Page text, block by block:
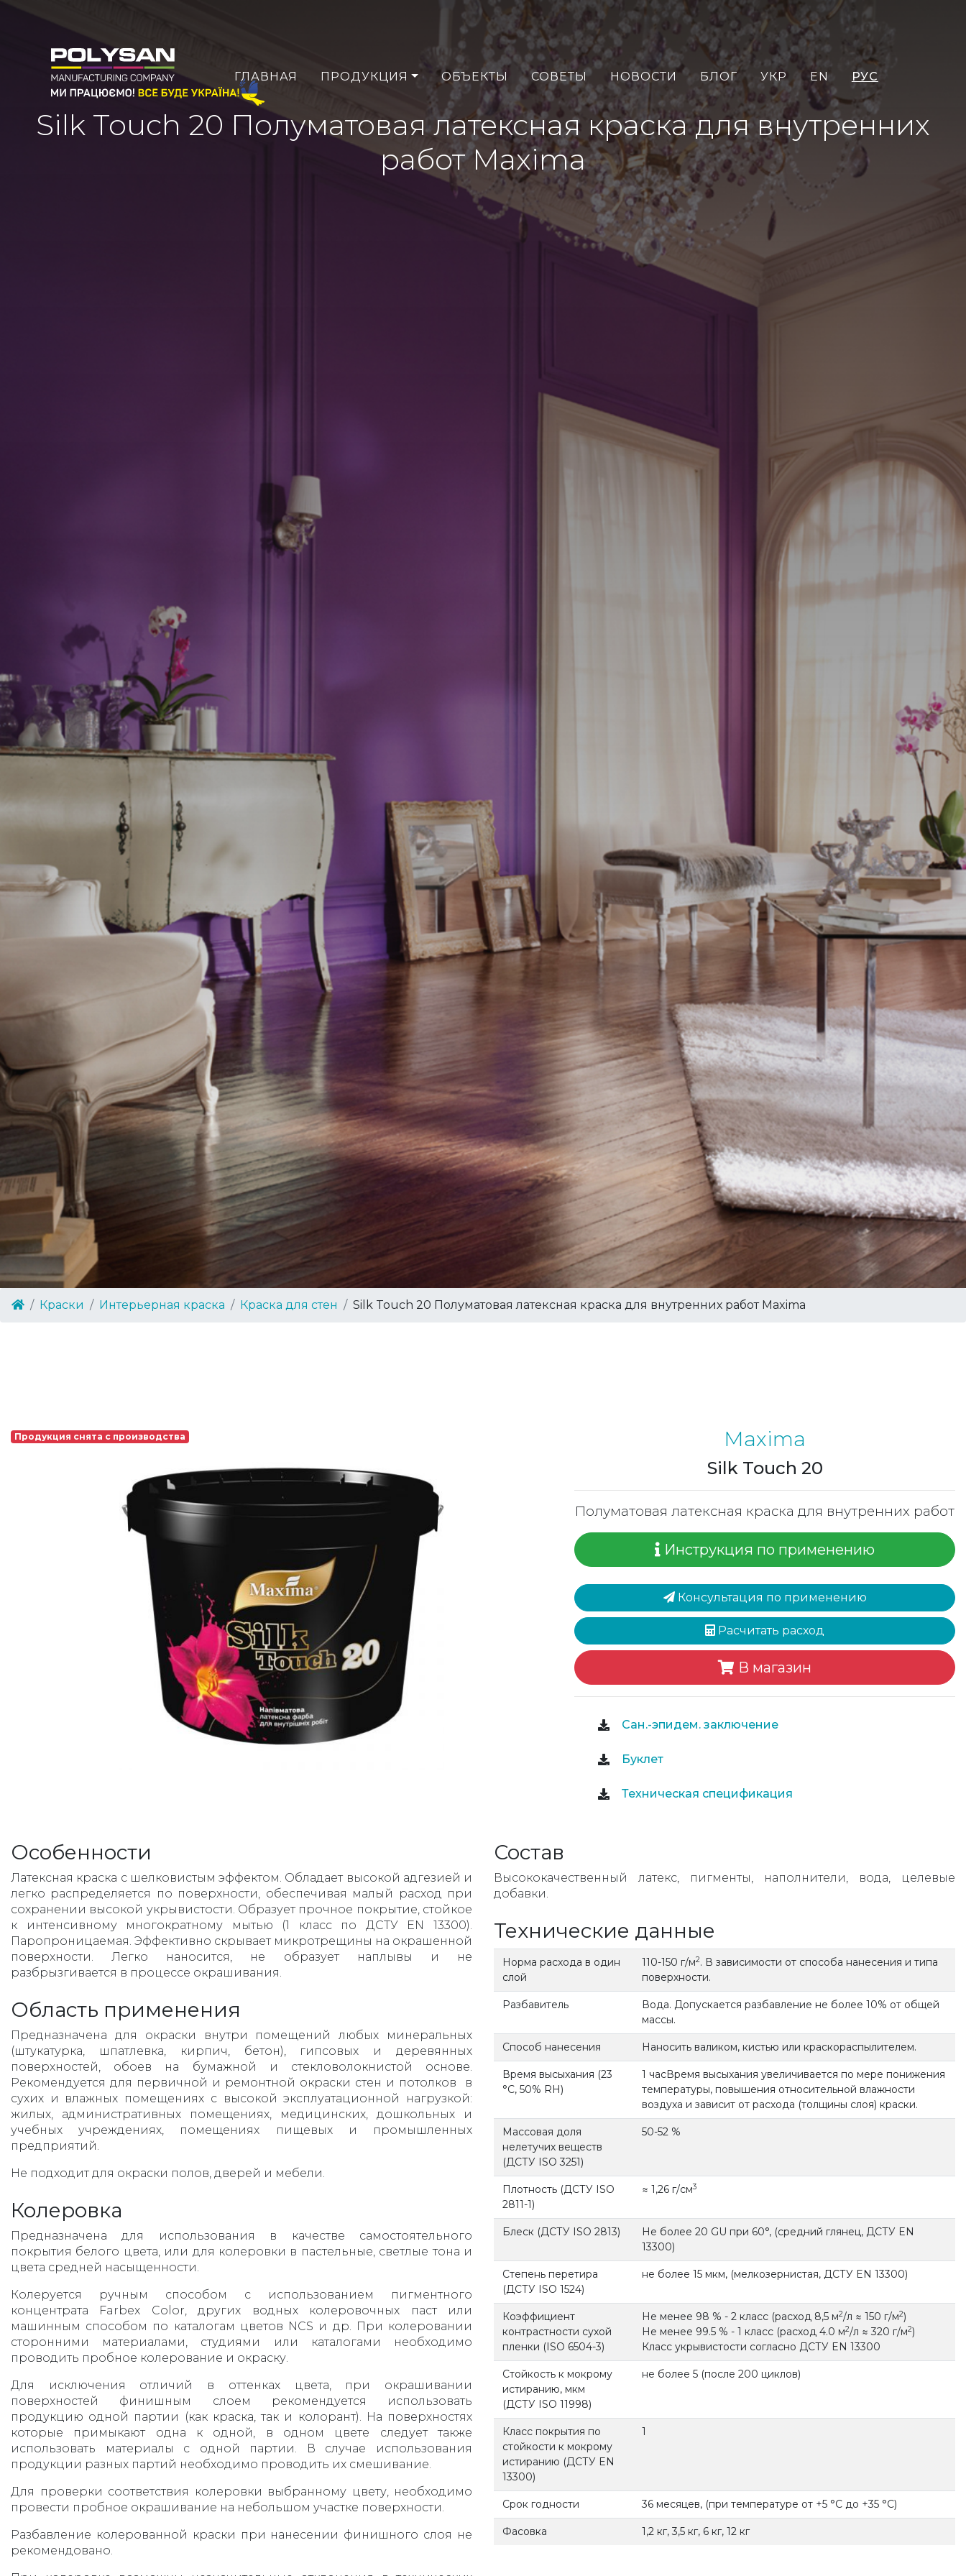
ГЛАВНАЯ ПРОДУКЦИЯ ОБЪЕКТЫ СОВЕТЫ НОВОСТИ БЛОГ УКР EN РУС
Silk Touch 20 Полуматовая латексная краска для внутренних
работ Maxima
Краски Интерьерная краска Краска для стен Silk Touch 20 Полуматовая латексная краска для внутренних работ Maxima
Продукция снята с производства Maxima
Silk Touch 20
Полуматовая латексная краска для внутренних работ
Инструкция по применению
Консультация по применению
Расчитать расход
В магазин
Сан.-эпидем. заключение
Буклет
Техническая спецификация
Особенности
Латексная краска с шелковистым эффектом. Обладает высокой адгезией и
легко распределяется по поверхности, обеспечивая малый расход при
сохранении высокой укрывистости. Образует прочное покрытие, стойкое
к интенсивному многократному мытью (1 класс по ДСТУ EN 13300).
Паропроницаемая. Эффективно скрывает микротрещины на окрашенной
поверхности. Легко наносится, не образует наплывы и не
разбрызгивается в процессе окрашивания.
Область применения
Предназначена для окраски внутри помещений любых минеральных
(штукатурка, шпатлевка, кирпич, бетон), гипсовых и деревянных
поверхностей, обоев на бумажной и стекловолокнистой основе.
Рекомендуется для первичной и ремонтной окраски стен и потолков в
сухих и влажных помещениях с высокой эксплуатационной нагрузкой:
жилых, административных помещениях, медицинских, дошкольных и
учебных учреждениях, помещениях пищевых и промышленных
предприятий.
Не подходит для окраски полов, дверей и мебели.
Колеровка
Предназначена для использования в качестве самостоятельного
покрытия белого цвета, или для колеровки в пастельные, светлые тона и
цвета средней насыщенности.
Колеруется ручным способом с использованием пигментного
концентрата Farbex Color, других водных колеровочных паст или
машинным способом по каталогам цветов NCS и др. При колеровании
сторонними материалами, студиями или каталогами необходимо
проводить пробное колерование и окраску.
Для исключения отличий в оттенках цвета, при окрашивании
поверхностей финишным слоем рекомендуется использовать
продукцию одной партии (как краска, так и колорант). На поверхностях
которые примыкают одна к одной, в одном цвете следует также
использовать материалы с одной партии. В случае использования
продукции разных партий необходимо проводить их смешивание.
Для проверки соответствия колеровки выбранному цвету, необходимо
провести пробное окрашивание на небольшом участке поверхности.
Разбавление колерованной краски при нанесении финишного слоя не
рекомендовано.
Состав
Высококачественный латекс, пигменты, наполнители, вода, целевые
добавки.
Технические данные
Норма расхода в один
слой
110-150 г/м2. В зависимости от способа нанесения и типа
поверхности.
Разбавитель
Вода. Допускается разбавление не более 10% от общей
массы.
Способ нанесения Наносить валиком, кистью или краскораспылителем.
Время высыхания (23
°С, 50% RH)
1 часВремя высыхания увеличивается по мере понижения
температуры, повышения относительной влажности
воздуха и зависит от расхода (толщины слоя) краски.
Массовая доля
нелетучих веществ
(ДСТУ ISO 3251)
50-52 %
Плотность (ДСТУ ISO
2811-1)
≈ 1,26 г/см3
Блеск (ДСТУ ISO 2813)
Не более 20 GU при 60°, (средний глянец, ДСТУ EN
13300)
Степень перетира
(ДСТУ ISO 1524)
не более 15 мкм, (мелкозернистая, ДСТУ EN 13300)
Коэффициент
контрастности сухой
пленки (ISO 6504-3)
Не менее 98 % - 2 класс (расход 8,5 м2/л ≈ 150 г/м2)
Не менее 99.5 % - 1 класс (расход 4.0 м2/л ≈ 320 г/м2)
Класс укрывистости согласно ДСТУ EN 13300
Стойкость к мокрому
истиранию, мкм
(ДСТУ ISO 11998)
не более 5 (после 200 циклов)
Класс покрытия по
стойкости к мокрому
истиранию (ДСТУ EN
13300)
1
Срок годности 36 месяцев, (при температуре от +5 °С до +35 °С)
Фасовка 1,2 кг, 3,5 кг, 6 кг, 12 кг